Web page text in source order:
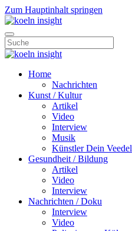
Zum Hauptinhalt springen
Home
Nachrichten
Kunst / Kultur
Artikel
Video
Interview
Musik
Künstler Dein Veedel
Gesundheit / Bildung
Artikel
Video
Interview
Nachrichten / Doku
Interview
Video